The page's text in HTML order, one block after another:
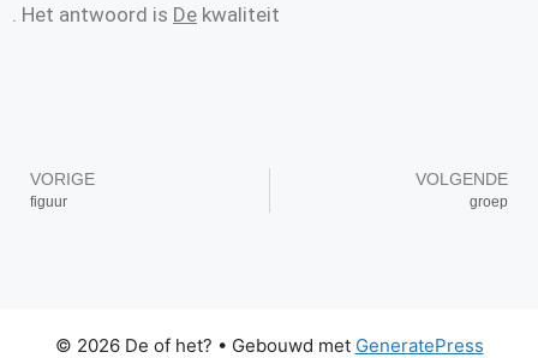
. Het antwoord is De kwaliteit
VORIGE
figuur
VOLGENDE
groep
© 2026 De of het? • Gebouwd met GeneratePress